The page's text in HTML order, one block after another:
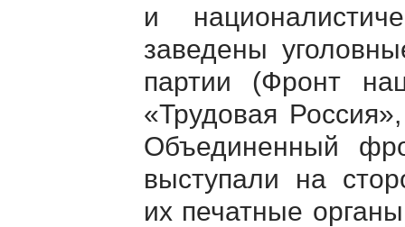
и
заведены
партии (Фронт
«Трудовая
Объединенный
выступали на
их печатные